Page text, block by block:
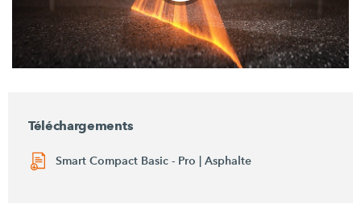
Téléchargements
Smart Compact Basic - Pro | Asphalte